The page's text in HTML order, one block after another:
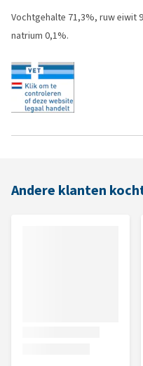
Vochtgehalte 71,3%, ruw eiwit
natrium 0,1%.
Andere klanten